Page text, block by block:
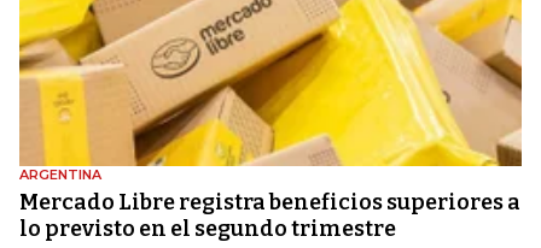
ARGENTINA
Mercado Libre registra beneficios superiores a
lo previsto en el segundo trimestre